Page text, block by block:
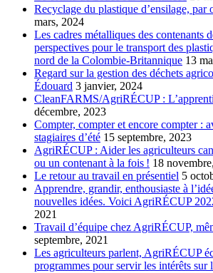
Recyclage du plastique d’ensilage, par
mars, 2024
Les cadres métalliques des contenants
perspectives pour le transport des
nord de la Colombie-Britannique 13
Regard sur la gestion des déchets
Édouard 3 janvier, 2024
CleanFARMS/AgriRÉCUP :
décembre, 2023
Compter, compter et encore compter :
stagiaires d’été 15 septembre, 2023
AgriRÉCUP : Aider les agriculteurs
ou un contenant à la fois ! 18
Le retour au travail en présentiel 5
Apprendre, grandir, enthousiaste à
nouvelles idées. Voici AgriRÉCUP
2021
Travail d’équipe chez AgriRÉCUP,
septembre, 2021
Les agriculteurs parlent, AgriRÉCUP
programmes pour servir les intérêts sur